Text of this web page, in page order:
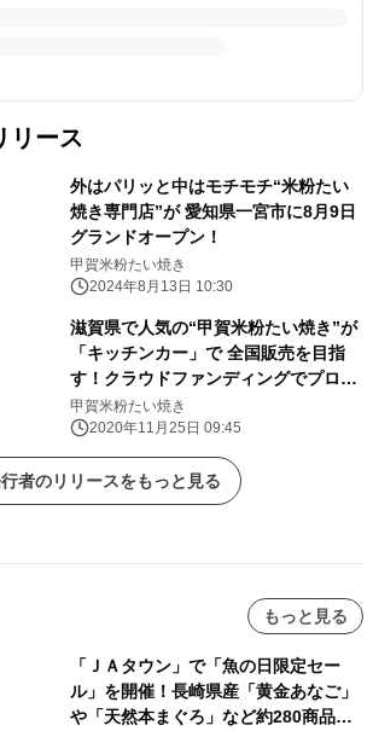
リース
外はパリッと中はモチモチ“米粉たい
焼き専門店”が 愛知県一宮市に8月9日
グランドオープン！
甲賀米粉たい焼き
2024年8月13日 10:30
滋賀県で人気の“甲賀米粉たい焼き”が
「キッチンカー」で 全国販売を目指
す！クラウドファンディングでプロジ
ェクトを開始 ～小麦粉アレルギーの
子供たちにもたい焼きを～
甲賀米粉たい焼き
2020年11月25日 09:45
者のリリースをもっと見る
もっと見る
「ＪＡタウン」で「魚の日限定セー
ル」を開催！長崎県産「黄金あなご」
や「天然本まぐろ」など約280商品を